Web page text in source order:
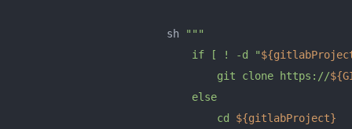
                        sh
"" "
                            if [ ! -d "
                                git clone https://
                            else
                                cd
${gitlabProject}